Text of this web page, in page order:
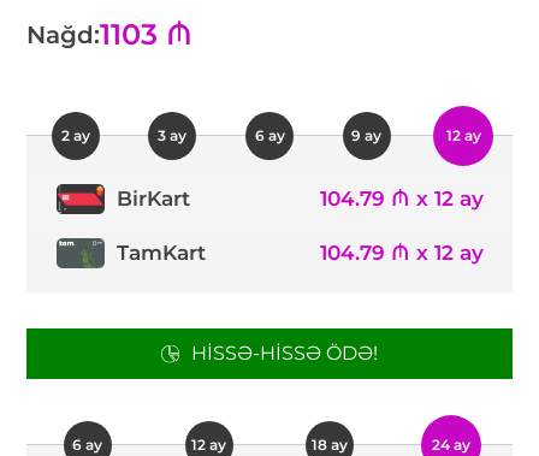
Nağd:1103 ₼
2 ay 3 ay 6 ay 9 ay 12 ay
BirKart 104.79 ₼ x 12 ay
TamKart 104.79 ₼ x 12 ay
HISSƏ-HISSƏ ÖDƏ!
6 ay 12 ay 18 ay 24 ay